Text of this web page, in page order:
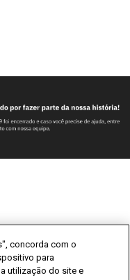
concorda com o
para
utilização do site e